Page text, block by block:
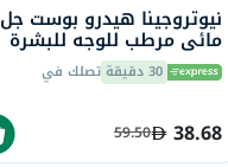
نيوتروجينا هيدرو بوست جل
مائي مرطب للوجه للبشرة
العادية إلى المختلطة 50 مل
30 دقيقة تصلك في
38.68
59.50